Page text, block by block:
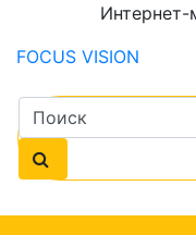
Интернет-
FOCUS VISION